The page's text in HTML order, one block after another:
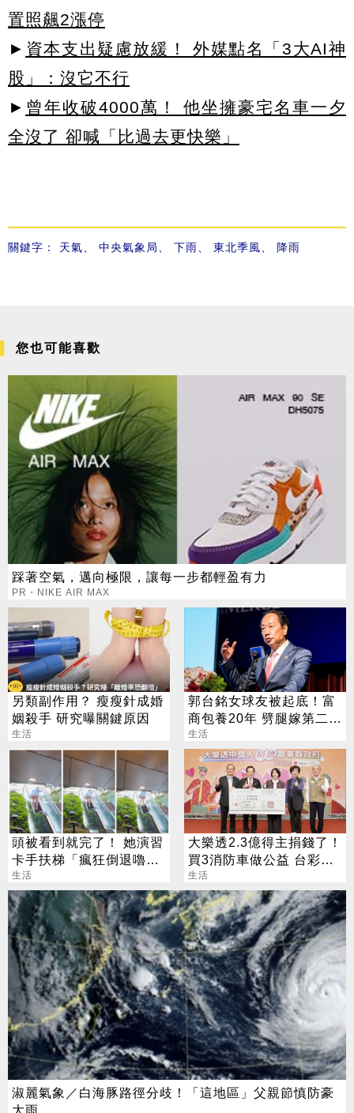
置照飆2漲停
► 資本支出疑慮放緩！ 外媒點名「3大AI神
股」：沒它不行
► 曾年收破4000萬！ 他坐擁豪宅名車一夕
全沒了 卻喊「比過去更快樂」
關鍵字： 天氣 中央氣象局 下雨 東北季風 降雨
您也可能喜歡
踩著空氣，邁向極限，讓每一步都輕盈有力
PR・NIKE AIR MAX
另類副作用？ 瘦瘦針成婚
姻殺手 研究曝關鍵原因
生活
郭台銘女球友被起底！富
商包養20年 劈腿嫁第二任
老公
生活
頭被看到就完了！ 她演習
卡手扶梯「瘋狂倒退嚕」
網笑：15萬的壓力
生活
大樂透2.3億得主捐錢了！
買3消防車做公益 台彩揭
幸運兒背景
生活
淑麗氣象／白海豚路徑分歧！「這地區」父親節慎防豪
大雨